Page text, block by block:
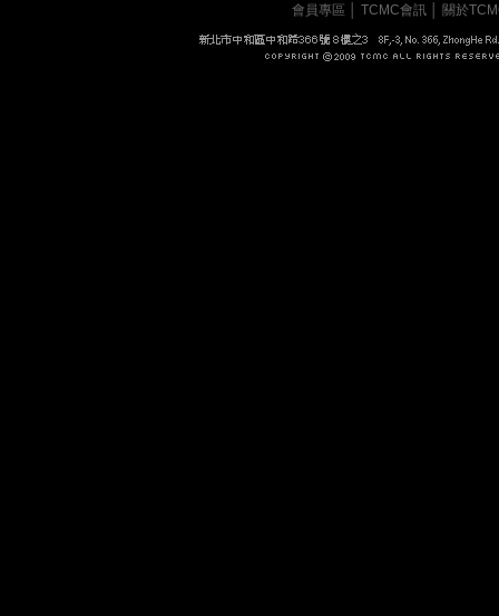
會員專區
TCMC會訊 關於